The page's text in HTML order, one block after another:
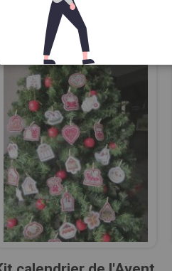
Résultats : 21articles